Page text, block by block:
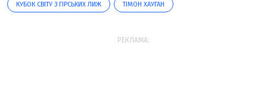
КУБОК СВІТУ З ГІРСЬКИХ ЛИЖ ТІМОН ХАУГАН
РЕКЛАМА: